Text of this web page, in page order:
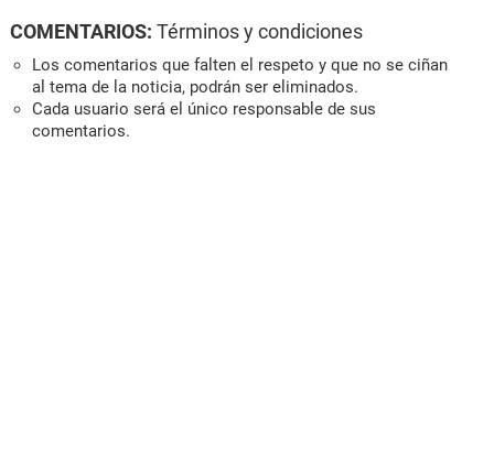
COMENTARIOS: Términos y condiciones
Los comentarios que falten el respeto y que no se ciñan
al tema de la noticia, podrán ser eliminados.
Cada usuario será el único responsable de sus
comentarios.